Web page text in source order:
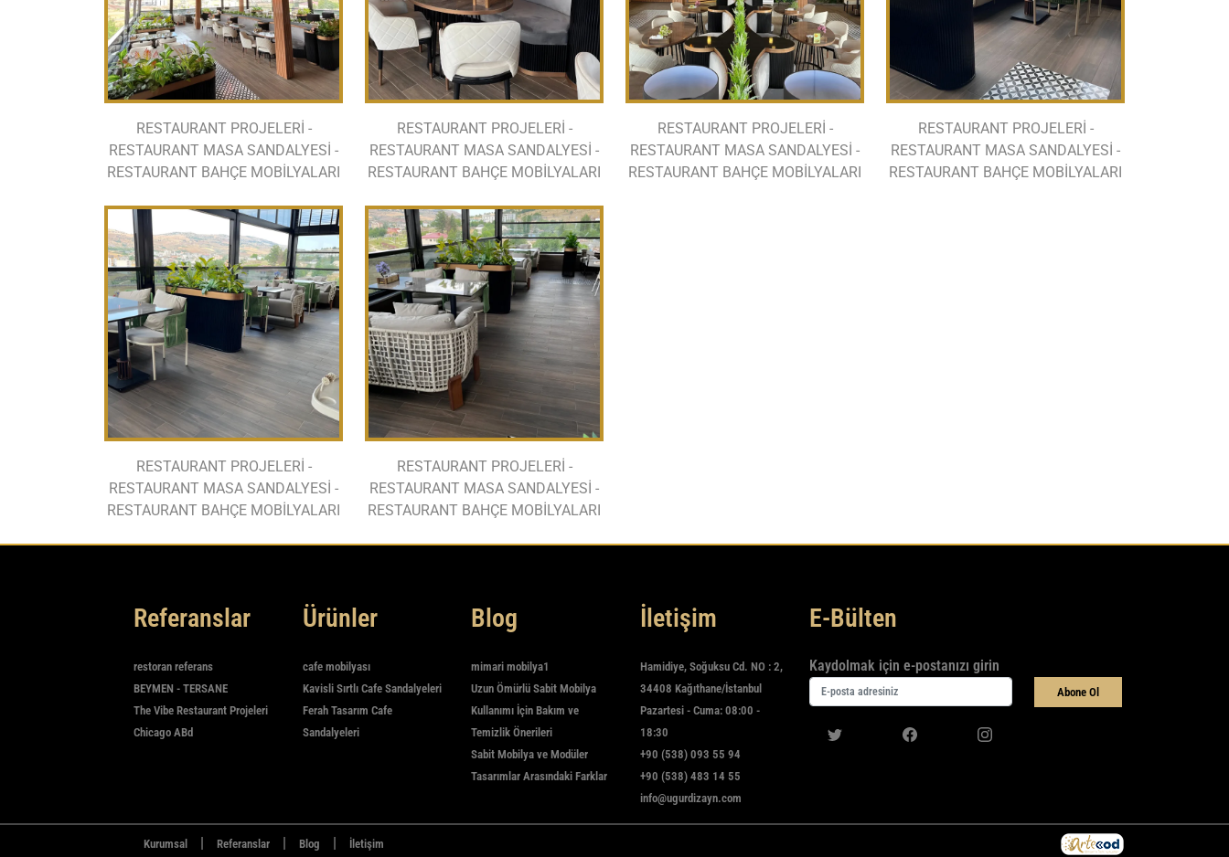
RESTAURANT PROJELERİ -
RESTAURANT MASA SANDALYESİ -
RESTAURANT BAHÇE MOBİLYALARI
RESTAURANT PROJELERİ -
RESTAURANT MASA SANDALYESİ -
RESTAURANT BAHÇE MOBİLYALARI
RESTAURANT PROJELERİ -
RESTAURANT MASA SANDALYESİ -
RESTAURANT BAHÇE MOBİLYALARI
RESTAURANT PROJELERİ -
RESTAURANT MASA SANDALYESİ -
RESTAURANT BAHÇE MOBİLYALARI
RESTAURANT PROJELERİ -
RESTAURANT MASA SANDALYESİ -
RESTAURANT BAHÇE MOBİLYALARI
RESTAURANT PROJELERİ -
RESTAURANT MASA SANDALYESİ -
RESTAURANT BAHÇE MOBİLYALARI
Referanslar
restoran referans
BEYMEN - TERSANE
The Vibe Restaurant Projeleri
Chicago ABd
Ürünler
cafe mobilyası
Kavisli Sırtlı Cafe Sandalyeleri
Ferah Tasarım Cafe
Sandalyeleri
Blog
mimari mobilya1
Uzun Ömürlü Sabit Mobilya
Kullanımı İçin Bakım ve
Temizlik Önerileri
Sabit Mobilya ve Modüler
Tasarımlar Arasındaki Farklar
İletişim
Hamidiye, Soğuksu Cd. NO : 2,
34408 Kağıthane/İstanbul
Pazartesi - Cuma: 08:00 -
18:30
+90 (538) 093 55 94
+90 (538) 483 14 55
info@ugurdizayn.com
E-Bülten
Kaydolmak için e-postanızı girin
Abone Ol
Kurumsal | Referanslar | Blog | İletişim